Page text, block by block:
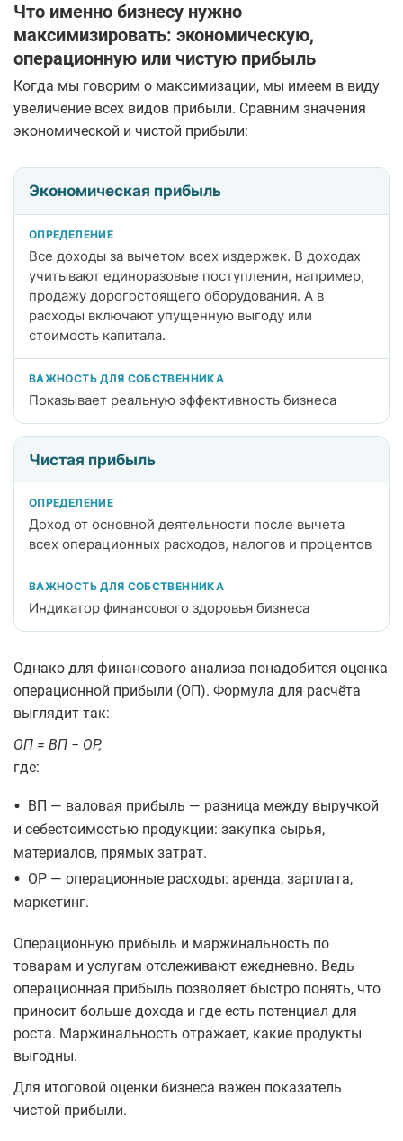
Что именно бизнесу нужно
максимизировать: экономическую,
операционную или чистую прибыль
Когда мы говорим о максимизации, мы имеем в виду
увеличение всех видов прибыли. Сравним значения
экономической и чистой прибыли:
Сравнение экономической и чистой прибыли
Показатель
Определение
Важность для собственника
Экономическая прибыль
Все доходы за вычетом всех издержек. В доходах
учитывают единоразовые поступления, например,
продажу дорогостоящего оборудования. А в
расходы включают упущенную выгоду или
стоимость капитала.
Показывает реальную эффективность бизнеса
Чистая прибыль
Доход от основной деятельности после вычета
всех операционных расходов, налогов и процентов
Индикатор финансового здоровья бизнеса
Однако для финансового анализа понадобится оценка
операционной прибыли (ОП). Формула для расчёта
выглядит так:
ОП = ВП − ОР,
где:
• ВП — валовая прибыль — разница между выручкой
и себестоимостью продукции: закупка сырья,
материалов, прямых затрат.
• ОР — операционные расходы: аренда, зарплата,
маркетинг.
Операционную прибыль и маржинальность по
товарам и услугам отслеживают ежедневно. Ведь
операционная прибыль позволяет быстро понять, что
приносит больше дохода и где есть потенциал для
роста. Маржинальность отражает, какие продукты
выгодны.
Для итоговой оценки бизнеса важен показатель
чистой прибыли.